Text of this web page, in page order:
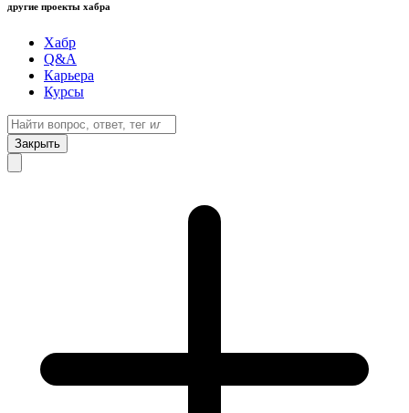
другие проекты хабра
Хабр
Q&A
Карьера
Курсы
Закрыть